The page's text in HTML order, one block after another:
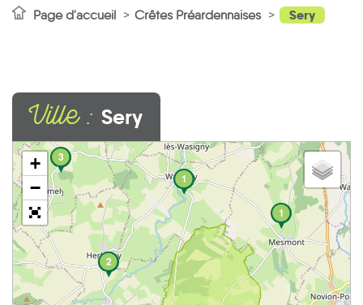
Page d'accueil Crêtes Préardennaises Sery
Ville : Sery
3
2
1
1
+
−